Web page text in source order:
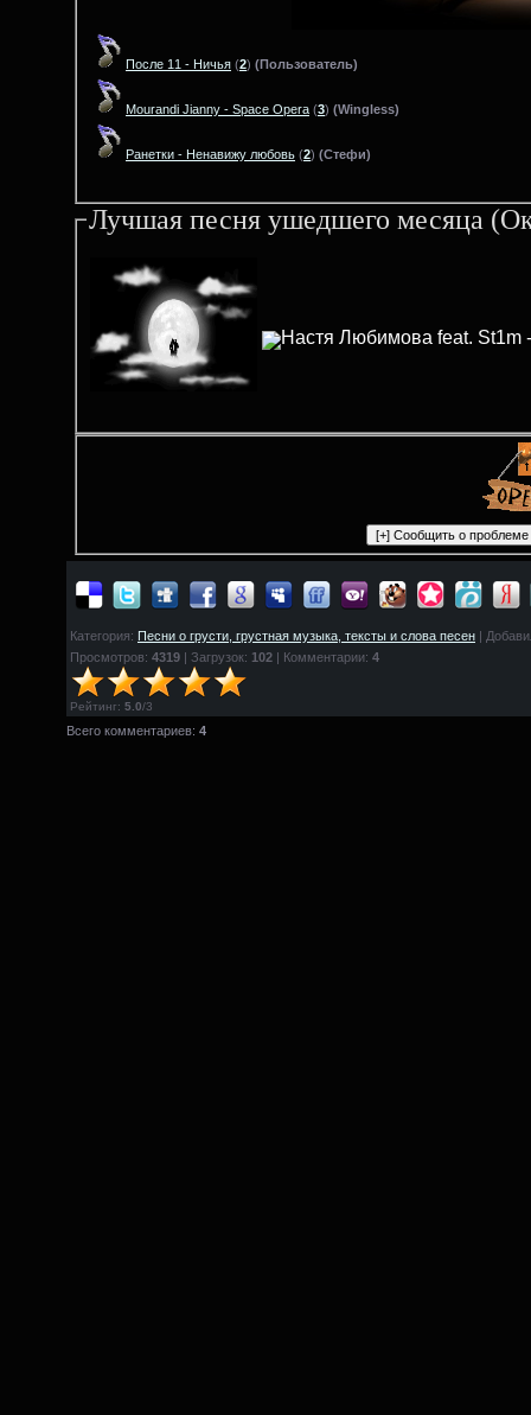
После 11 - Ничья (2) (Пользователь)
Mourandi Jianny - Space Opera (3) (Wingless)
Ранетки - Ненавижу любовь (2) (Стефи)
Лучшая песня ушедшего месяца
Настя Любимова feat.
Категория: Песни о грусти, грустная музыка, тексты и слова песен |
Просмотров: 4319 | Загрузок: 102 | Комментарии: 4
Рейтинг: 5.0/3
Всего комментариев: 4